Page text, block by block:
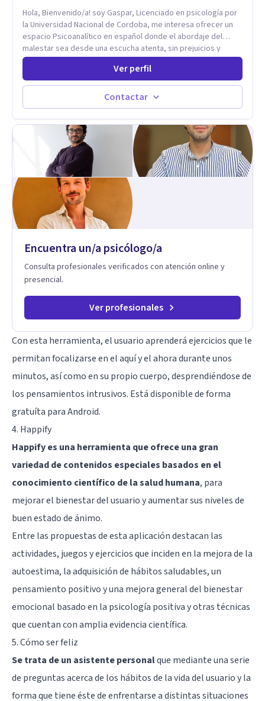
Hola, Bienvenido/a! soy Gaspar, Licenciado en psicología por
la Universidad Nacional de Cordoba, me interesa ofrecer un
espacio Psicoanalítico en español donde el abordaje del
malestar sea desde una escucha atenta, sin prejuicios y
rescatando lo singular de cada caso, sin caer en etiquetas.
Considero que todas las personas en algún momento pueden
sufrir y cada una por cuestiones particulares, es en mi
espacio donde se le dará un lugar a esas cuestiones
singulares de cada uno, para luego generar cambios. Soy una
seminarios, una especialización en psicoanálisis y también
investigo. Siempre en la búsqueda de ser un mejor
profesional.
Ver perfil
Contactar
Encuentra un/a psicólogo/a
Consulta profesionales verificados con atención online y
presencial.
Ver profesionales
Con esta herramienta, el usuario aprenderá ejercicios que le
permitan focalizarse en el aquí y el ahora durante unos
minutos, así como en su propio cuerpo, desprendiéndose de
los pensamientos intrusivos. Está disponible de forma
gratuíta para Android.
4. Happify
Happify es una herramienta que ofrece una gran
variedad de contenidos especiales basados en el
conocimiento científico de la salud humana, para
mejorar el bienestar del usuario y aumentar sus niveles de
buen estado de ánimo.
Entre las propuestas de esta aplicación destacan las
actividades, juegos y ejercicios que inciden en la mejora de la
autoestima, la adquisición de hábitos saludables, un
pensamiento positivo y una mejora general del bienestar
emocional basado en la psicología positiva y otras técnicas
que cuentan con amplia evidencia científica.
5. Cómo ser feliz
Se trata de un asistente personalque mediante una serie
de preguntas acerca de los hábitos de la vida del usuario y la
forma que tiene éste de enfrentarse a distintas situaciones